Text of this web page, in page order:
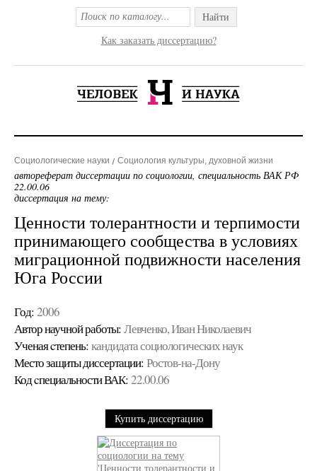
Найти
Как заказать диссертацию?
Социологические науки Социология культуры, духовной жизни
автореферат диссертации по социологии, специальность ВАК РФ
22.00.06
диссертация на тему:
Ценности толерантности и терпимости
принимающего сообщества в условиях
миграционной подвижности населения
Юга России
Год: 2006
Автор научной работы: Левченко, Иван Николаевич
Ученая cтепень: кандидата социологических наук
Место защиты диссертации: Ростов-на-Дону
Код cпециальности ВАК: 22.00.06
Купить диссертацию